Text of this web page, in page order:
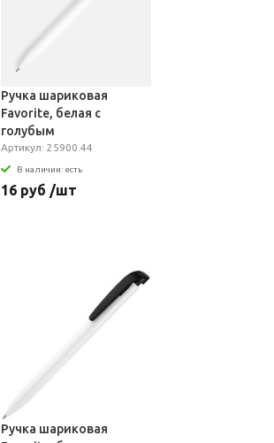
Ручка шариковая
Favorite, белая с
голубым
Артикул: 25900.44
В наличии: есть
16 руб /шт
Ручка шариковая